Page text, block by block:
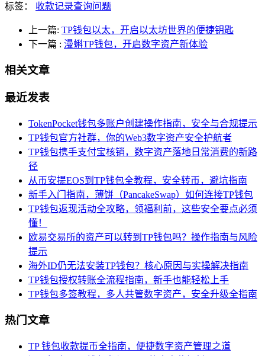
标签： 收款记录查询问题
上一篇: TP钱包以太，开启以太坊世界的便捷钥匙
下一篇 : 漫蝌TP钱包，开启数字资产新体验
相关文章
最近发表
TokenPocket钱包多账户创建操作指南，安全与合规提示
TP钱包官方社群，你的Web3数字资产安全护航者
TP钱包携手支付宝核销，数字资产落地日常消费的新路
径
从币安提EOS到TP钱包全教程，安全转币，避坑指南
新手入门指南，薄饼（PancakeSwap）如何连接TP钱包
TP钱包返现活动全攻略，领福利前，这些安全要点必须
懂！
欧易交易所的资产可以转到TP钱包吗？操作指南与风险
提示
海外ID仍无法安装TP钱包？核心原因与实操解决指南
TP钱包授权转账全流程指南，新手也能轻松上手
TP钱包多签教程，多人共管数字资产，安全升级全指南
热门文章
TP 钱包收款提币全指南，便捷数字资产管理之道